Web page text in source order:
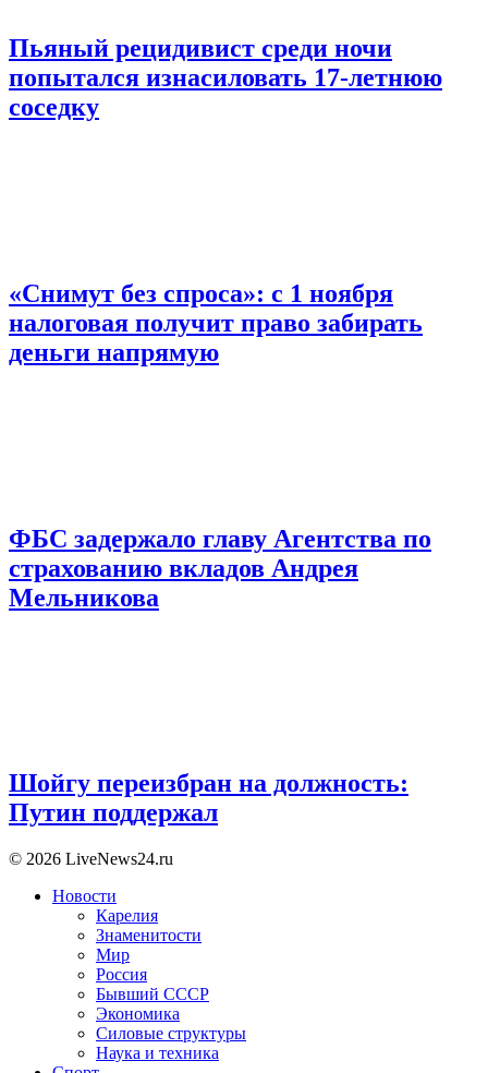
Пьяный рецидивист среди ночи
попытался изнасиловать 17-летнюю
соседку
«Снимут без спроса»: с 1 ноября
налоговая получит право забирать
деньги напрямую
ФБС задержало главу Агентства по
страхованию вкладов Андрея
Мельникова
Шойгу переизбран на должность:
Путин поддержал
© 2026 LiveNews24.ru
Новости
Карелия
Знаменитости
Мир
Россия
Бывший СССР
Экономика
Силовые структуры
Наука и техника